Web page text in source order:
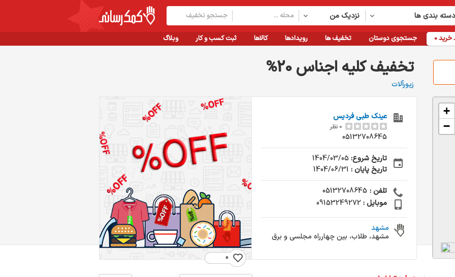
نزدیک من بندی ها
وبلاگ ثبت کسب و کار کالاها رویدادها تخفیف ها جستجوی دوستان خرید0
%20 تخفیف کلیه اجناس
زیورآلات
0
عینک طبی فردیس
0 نظر
05132708645
تاریخ شروع:1404/03/05
تاریخ پایان :1404/06/31
تلفن : 05132708645
موبایل : 09153249272
مشهد
مشهد، طلاب، بین چهارراه مجلسی و برق
+
−